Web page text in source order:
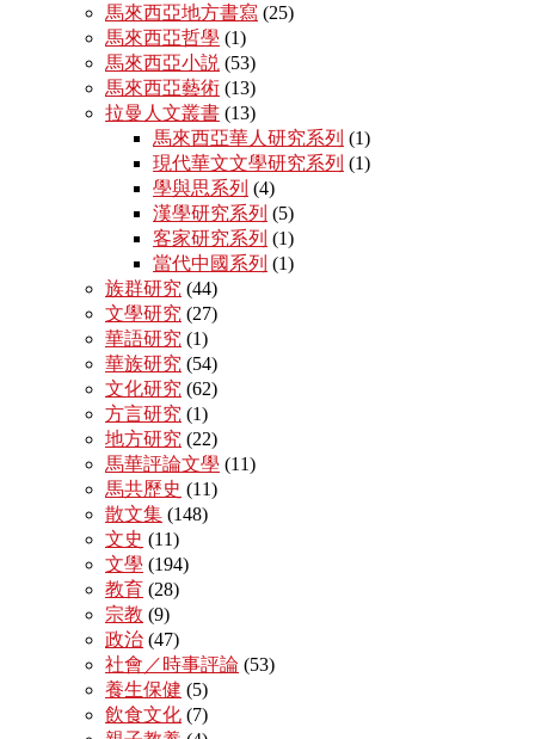
馬來西亞地方書寫 (25)
馬來西亞哲學 (1)
馬來西亞小説 (53)
馬來西亞藝術 (13)
拉曼人文叢書 (13)
馬來西亞華人研究系列 (1)
現代華文文學研究系列 (1)
學與思系列 (4)
漢學研究系列 (5)
客家研究系列 (1)
當代中國系列 (1)
族群研究 (44)
文學研究 (27)
華語研究 (1)
華族研究 (54)
文化研究 (62)
方言研究 (1)
地方研究 (22)
馬華評論文學 (11)
馬共歷史 (11)
散文集 (148)
文史 (11)
文學 (194)
教育 (28)
宗教 (9)
政治 (47)
社會／時事評論 (53)
養生保健 (5)
飲食文化 (7)